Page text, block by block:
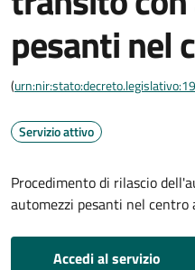
pesanti nel
(
Servizio attivo
Procedimento di rilascio
automezzi pesanti nel centro
Accedi al servizio